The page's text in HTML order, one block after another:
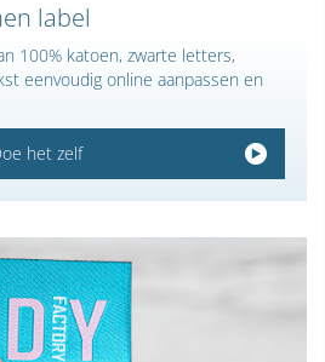
label
100% katoen, zwarte letters,
eenvoudig online aanpassen en
het zelf